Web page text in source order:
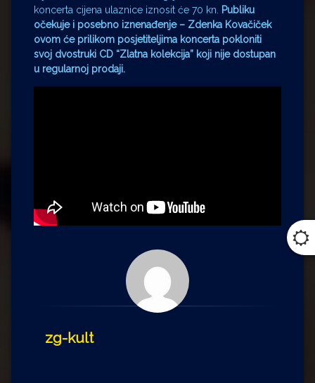
koncerta cijena ulaznice iznosit će 70 kn. Publiku
očekuje i posebno iznenađenje – Zdenka Kovačiček
ovom će prilikom posjetiteljima koncerta pokloniti ​
svoj dvostruki CD “Zlatna kolekcija” koji nije dostupan
u regularnoj prodaji.
zg-kult